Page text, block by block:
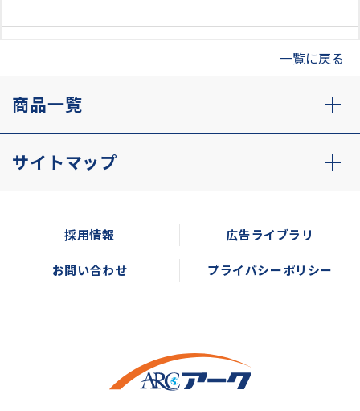
一覧に戻る
商品一覧
サイトマップ
採用情報 広告ライブラリ
お問い合わせ プライバシーポリシー